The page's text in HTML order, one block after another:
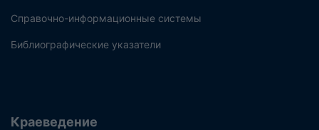
Справочно-информационные системы
Библиографические указатели
Краеведение